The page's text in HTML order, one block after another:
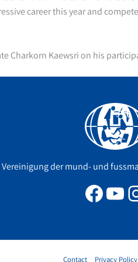
career this year and
Charkorn Kaewsri on his
Vereinigung der mund- und
Contact Privacy Policy